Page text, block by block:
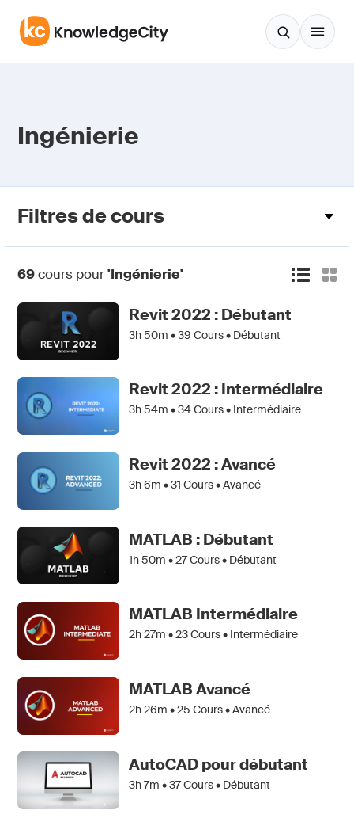
Ingénierie
Filtres de cours
69cours pour'Ingénierie'
Revit 2022 : Débutant
3h 50m •39 Cours • Débutant
Revit 2022 : Intermédiaire
3h 54m •34Cours • Intermédiaire
Revit 2022 : Avancé
3h 6m •31 Cours • Avancé
MATLAB : Débutant
1h 50m •27Cours • Débutant
MATLAB Intermédiaire
2h 27m •23Cours • Intermédiaire
MATLAB Avancé
2h 26m •25 Cours • Avancé
AutoCAD pour débutant
3h 7m •37Cours • Débutant